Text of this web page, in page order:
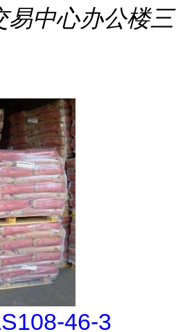
易中心办公楼三
46-3